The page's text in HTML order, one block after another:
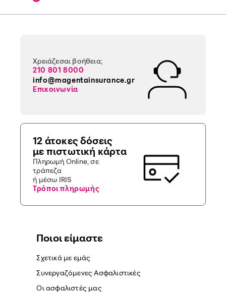
Ποιοι είμαστε
Σχετικά με εμάς
Συνεργαζόμενες Ασφαλιστικές
Οι ασφαλιστές μας
Χρειάζεσαι βοήθεια;
210 801 8000
info@magentainsurance.gr
Επικοινωνία
12 άτοκες δόσεις
με πιστωτική κάρτα
Πληρωμή Online, σε
τράπεζα
ή μέσω IRIS
Τρόποι πληρωμής